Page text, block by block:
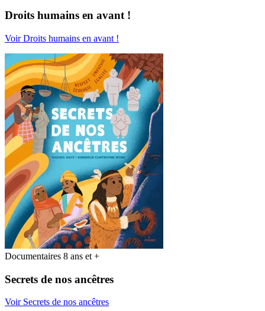
Droits humains en avant !
Voir Droits humains en avant !
Documentaires 8 ans et +
Secrets de nos ancêtres
Voir Secrets de nos ancêtres